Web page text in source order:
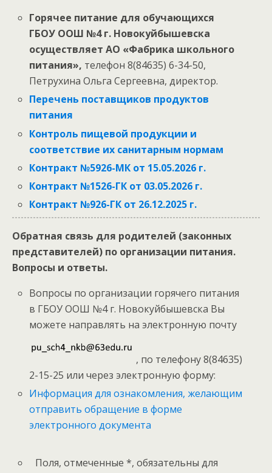
Горячее питание для обучающихся
ГБОУ ООШ №4 г. Новокуйбышевска
осуществляет АО «Фабрика школьного
питания», телефон 8(84635) 6-34-50,
Петрухина Ольга Сергеевна, директор.
Перечень поставщиков продуктов
питания
Контроль пищевой продукции и
соответствие их санитарным нормам
Контракт №5926-МК от 15.05.2026 г.
Контракт №1526-ГК от 03.05.2026 г.
Контракт №926-ГК от 26.12.2025 г.
Обратная связь для родителей (законных
представителей) по организации питания.
Вопросы и ответы.
Вопросы по организации горячего питания
в ГБОУ ООШ №4 г. Новокуйбышевска Вы
можете направлять на электронную почту
, по телефону 8(84635)
2-15-25 или через электронную форму:
Информация для ознакомления, желающим
отправить обращение в форме
электронного документа
Поля, отмеченные *, обязательны для